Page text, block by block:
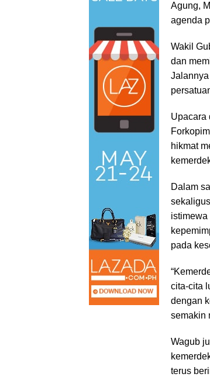
Agung,
agenda
Wakil
dan
Upacara
hikmat
Dalam
pada
cita-cita
dengan
semakin
Wagub
terus